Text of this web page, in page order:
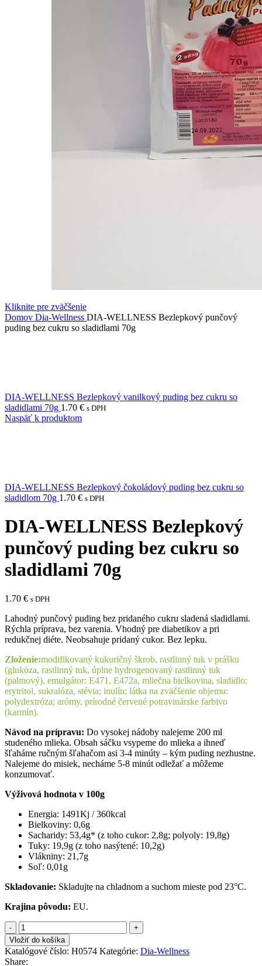
Kliknite pre zväčšenie
Domov Dia-Wellness DIA-WELLNESS Bezlepkový punčový
puding bez cukru so sladidlami 70g
DIA-WELLNESS Bezlepkový vanilkový puding bez cukru so
sladidlami 70g 1.70 € s DPH
Naspäť k produktom
DIA-WELLNESS Bezlepkový čokoládový puding bez cukru so
sladidlom 70g 1.70 € s DPH
DIA-WELLNESS Bezlepkový
punčový puding bez cukru so
sladidlami 70g
1.70 € s DPH
Lahodný punčový puding bez pridaného cukru sladená sladidlami.
Rýchla príprava, bez varenia. Vhodný pre diabetikov a pri
redukčnej diéte. Neobsahuje pridaný cukor. Bez lepku.
Zloženie:modifikovaný kukuričný škrob, rastlinný tuk v prášku
(glukóza, rastlinný tuk, úplne hydrogenovaný rastlinný tuk
(palmový), emulgátor: E471, E472a, mliečna bielkovina, sladidlo:
erytritol, sukralóza, stévia; inulín; látka na zväčšenie objemu:
polydextróza; arómy, prírodné červené potravinárske farbivo
(karmín).
Návod na prípravu: Do vysokej nádoby nalejeme 200 ml
studeného mlieka. Obsah sáčku vsypeme do mlieka a ihneď
šľaháme ručným šľahačom asi 3-4 minúty – kým puding nezhustne.
Nalejeme do misiek, necháme 5-8 minút odležať a môžeme
konzumovať.
Výživová hodnota v 100g
Energia: 1491Kj / 360kcal
Bielkoviny: 0,6g
Sacharidy: 53,4g* (z toho cukor: 2,8g; polyoly: 19,8g)
Tuky: 19,9g (z toho nasýtené: 10,2g)
Vlákniny: 21,7g
Soľ: 0,01g
Skladovanie: Skladujte na chladnom a suchom mieste pod 23°C.
Krajina pôvodu: EU.
množstvo
DIA-
WELLNESS
Bezlepkový
Vložiť do košíka
Katalógové číslo: H0574 Kategórie: Dia-Wellness
Share: